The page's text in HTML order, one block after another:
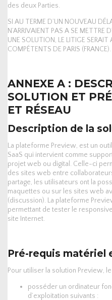
des deux Parties.
SI AU TERME D’UN NOUVEAU
N’ARRIVAIENT PAS A SE METTRE
UNE SOLUTION, LE LITIGE
COMPÉTENTS DE PARIS (FRANCE).
ANNEXE A :
SOLUTION ET
ET RÉSEAU
Description de la
La plateforme Preview, est un
SaaS qui intervient comme
projet web ou digital. Celle-ci
des sites web entre
partage, les utilisateurs ont la
maquettes ou sur les sites web
(discussion). La plateforme
permettant de tester le
site Internet.
Pré-requis matériel
Pour utiliser la solution Preview,
posséder un ordinateur
d’exploitation suivants :